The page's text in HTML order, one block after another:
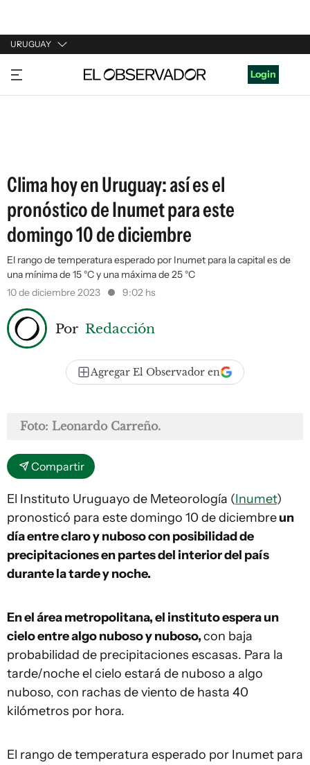
URUGUAY
URUGUAY
ARGENTINA
Login
Clima hoy en Uruguay: así es el
pronóstico de Inumet para este
domingo 10 de diciembre
El rango de temperatura esperado por Inumet para la capital es de
una mínima de 15 °C y una máxima de 25 °C
10 de diciembre 2023
9:02 hs
Por Redacción
Agregar El Observador en
Foto: Leonardo Carreño.
Compartir
El Instituto Uruguayo de Meteorología (Inumet)
pronosticó para este domingo 10 de diciembreun
día entre claro y nuboso con posibilidad de
precipitaciones en partes del interior del país
durante la tarde y noche.
En el área metropolitana, el instituto espera un
cielo entre algo nuboso y nuboso,con baja
probabilidad de precipitaciones escasas. Para la
tarde/noche el cielo estará de nuboso a algo
nuboso, con rachas de viento de hasta 40
kilómetros por hora.
El rango de temperatura esperado por Inumet para